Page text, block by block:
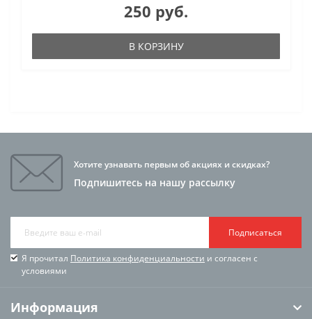
250 руб.
В КОРЗИНУ
Хотите узнавать первым об акциях и скидках?
Подпишитесь на нашу рассылку
Подписаться
Я прочитал Политика конфиденциальности и согласен с
условиями
Информация